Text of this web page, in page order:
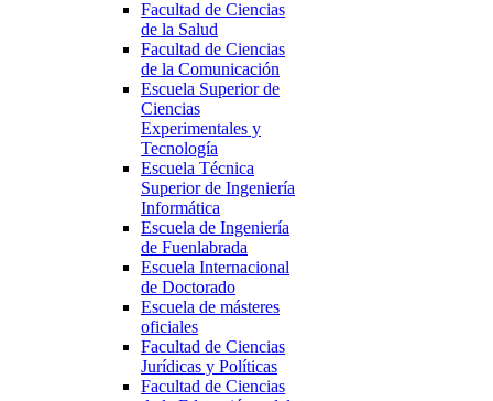
Facultad de Ciencias
de la Salud
Facultad de Ciencias
de la Comunicación
Escuela Superior de
Ciencias
Experimentales y
Tecnología
Escuela Técnica
Superior de Ingeniería
Informática
Escuela de Ingeniería
de Fuenlabrada
Escuela Internacional
de Doctorado
Escuela de másteres
oficiales
Facultad de Ciencias
Jurídicas y Políticas
Facultad de Ciencias